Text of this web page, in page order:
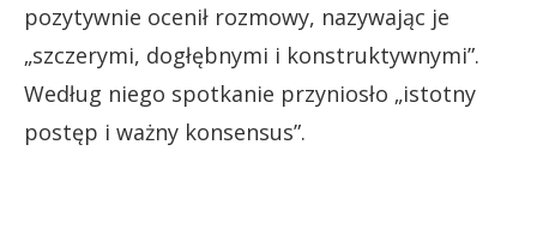
pozytywnie ocenił rozmowy, nazywając je
„szczerymi, dogłębnymi i konstruktywnymi”.
Według niego spotkanie przyniosło „istotny
postęp i ważny konsensus”.